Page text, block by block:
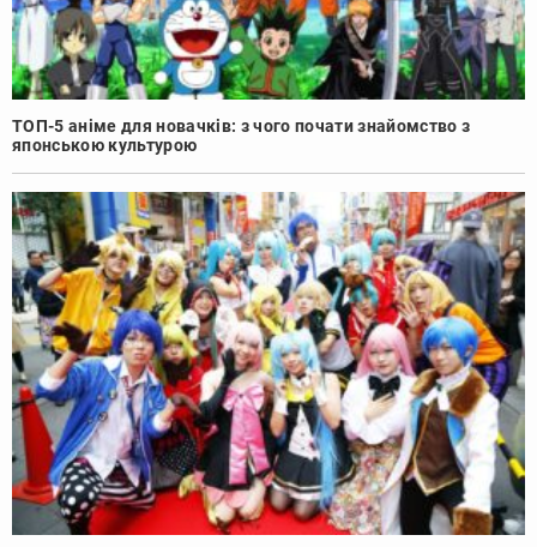
ТОП-5 аніме для новачків: з чого почати знайомство з
японською культурою